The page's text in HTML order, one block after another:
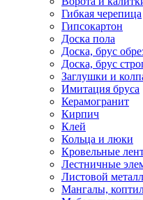
Гибкая черепица
Гипсокартон
Доска пола
Доска, брус
Доска, брус
Заглушки и
Имитация бруса
Керамогранит
Кирпич
Клей
Кольца и люки
Кровельные
Лестничные
Листовой металл
Мангалы,